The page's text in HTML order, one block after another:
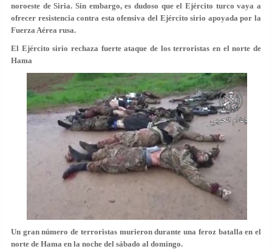
noroeste de Siria. Sin embargo, es dudoso que el Ejército turco vaya a
ofrecer resistencia contra esta ofensiva del Ejército sirio apoyada por la
Fuerza Aérea rusa.
El Ejército sirio rechaza fuerte ataque de los terroristas en el norte de
Hama
Un gran número de terroristas murieron durante una feroz batalla en el
norte de Hama en la noche del sábado al domingo.